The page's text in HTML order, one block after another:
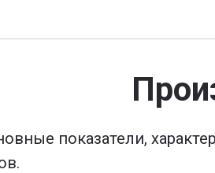
показатели,